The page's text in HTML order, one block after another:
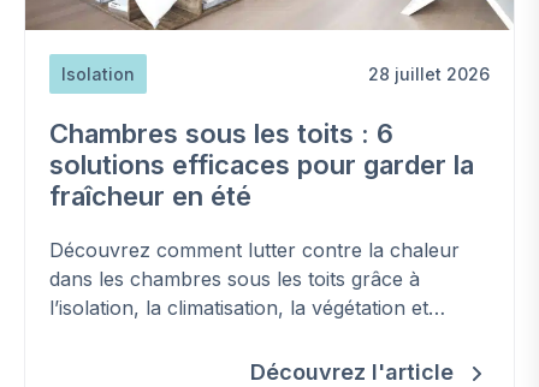
Isolation 28 juillet 2026
Chambres sous les toits : 6
solutions efficaces pour garder la
fraîcheur en été
Découvrez comment lutter contre la chaleur
dans les chambres sous les toits grâce à
l’isolation, la climatisation, la végétation et
Découvrez l'article